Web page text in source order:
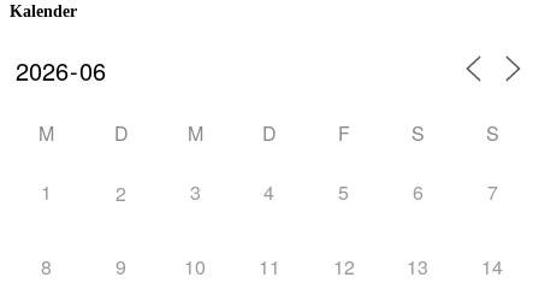
Kalender
M D M D F S S
1 2 3 4 5 6 7
8 9 10 11 12 13 14